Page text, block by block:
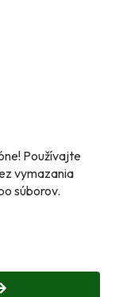
Používajte
vymazania
súborov.